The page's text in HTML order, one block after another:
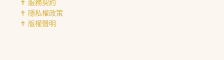
✝︎ 服務契約
✝︎ 隱私權政策
✝︎ 版權聲明